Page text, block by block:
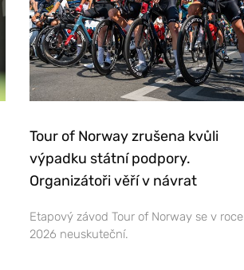
Tour of Norway zrušena kvůli
výpadku státní podpory.
Organizátoři věří v návrat
Etapový závod Tour of Norway se v roce
2026 neuskuteční.